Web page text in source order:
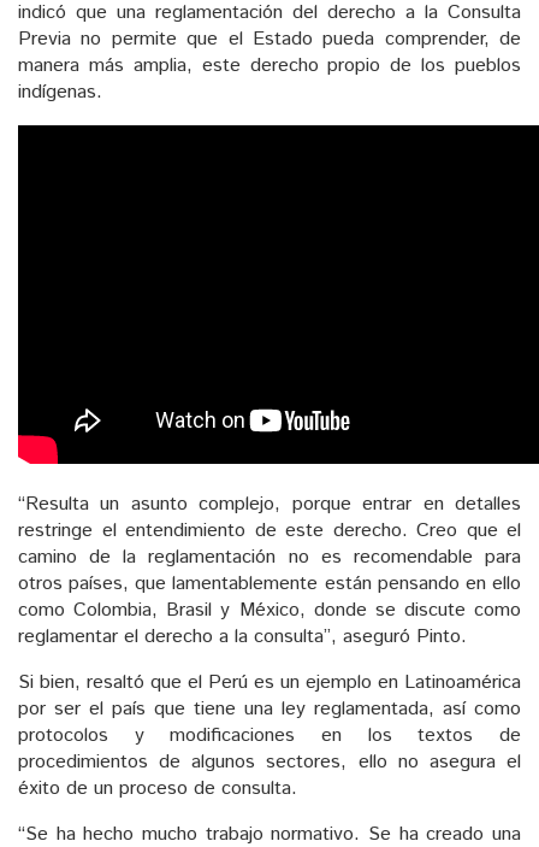
indicó que una reglamentación del derecho a la Consulta
Previa no permite que el Estado pueda comprender, de
manera más amplia, este derecho propio de los pueblos
indígenas.
“Resulta un asunto complejo, porque entrar en detalles
restringe el entendimiento de este derecho. Creo que el
camino de la reglamentación no es recomendable para
otros países, que lamentablemente están pensando en ello
como Colombia, Brasil y México, donde se discute como
reglamentar el derecho a la consulta”, aseguró Pinto.
Si bien, resaltó que el Perú es un ejemplo en Latinoamérica
por ser el país que tiene una ley reglamentada, así como
protocolos y modificaciones en los textos de
procedimientos de algunos sectores, ello no asegura el
éxito de un proceso de consulta.
“Se ha hecho mucho trabajo normativo. Se ha creado una